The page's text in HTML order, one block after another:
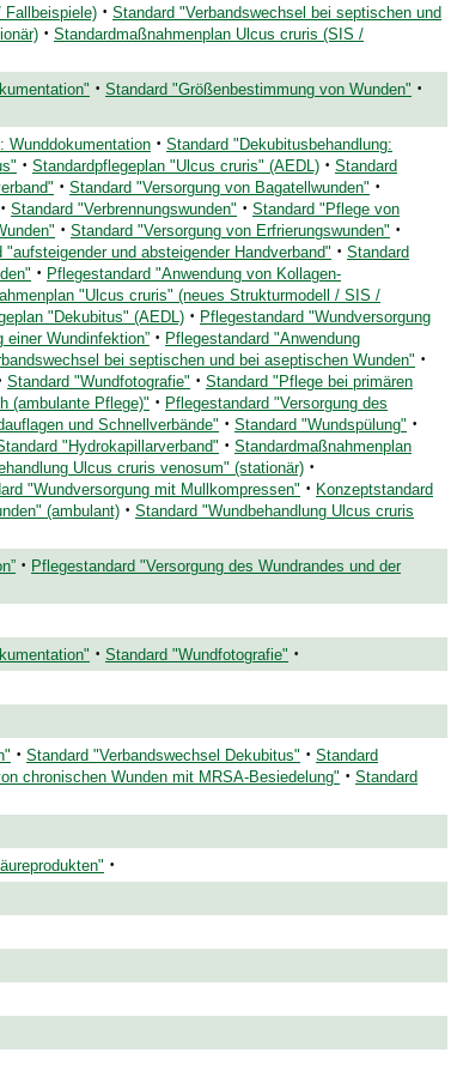
· Standard "Verbandswechsel bei septischen und
· Standardmaßnahmenplan Ulcus cruris (SIS /
· Standard "Größenbestimmung von Wunden" ·
Wunddokumentation · Standard "Dekubitusbehandlung:
· Standardpflegeplan "Ulcus cruris" (AEDL) · Standard
· Standard "Versorgung von Bagatellwunden" ·
· Standard "Verbrennungswunden" · Standard "Pflege von
· Standard "Versorgung von Erfrierungswunden" ·
"aufsteigender und absteigender Handverband" · Standard
· Pflegestandard "Anwendung von Kollagen-
"Ulcus cruris" (neues Strukturmodell / SIS /
"Dekubitus" (AEDL) · Pflegestandard "Wundversorgung
einer Wundinfektion” · Pflegestandard "Anwendung
bei septischen und bei aseptischen Wunden" ·
Standard "Wundfotografie" · Standard "Pflege bei primären
(ambulante Pflege)" · Pflegestandard "Versorgung des
und Schnellverbände" · Standard "Wundspülung" ·
"Hydrokapillarverband" · Standardmaßnahmenplan
Ulcus cruris venosum" (stationär) ·
"Wundversorgung mit Mullkompressen" · Konzeptstandard
(ambulant) · Standard "Wundbehandlung Ulcus cruris
· Pflegestandard "Versorgung des Wundrandes und der
· Standard "Wundfotografie" ·
· Standard "Verbandswechsel Dekubitus" · Standard
chronischen Wunden mit MRSA-Besiedelung" · Standard
·